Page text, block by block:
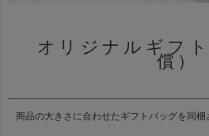
オリジナルギフ
償）
商品の大きさに合わせたギフトバッグを同梱